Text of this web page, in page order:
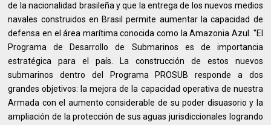
de la nacionalidad brasileña y que la entrega de los nuevos medios
navales construidos en Brasil permite aumentar la capacidad de
defensa en el área marítima conocida como la Amazonia Azul. "El
Programa de Desarrollo de Submarinos es de importancia
estratégica para el país. La construcción de estos nuevos
submarinos dentro del Programa PROSUB responde a dos
grandes objetivos: la mejora de la capacidad operativa de nuestra
Armada con el aumento considerable de su poder disuasorio y la
ampliación de la protección de sus aguas jurisdiccionales logrando